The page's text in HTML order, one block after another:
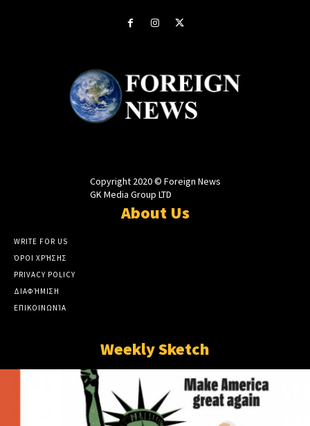
Copyright 2020 © Foreign News
GK Media Group LTD
About Us
WRITE FOR US
ΌΡΟΙ ΧΡΉΣΗΣ
PRIVACY POLICY
ΔΙΑΦΉΜΙΣΗ
ΕΠΙΚΟΙΝΩΝΊΑ
Weekly Sketch